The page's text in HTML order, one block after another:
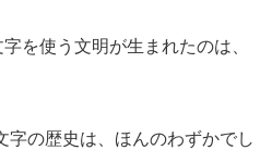
を使う文明が生まれたのは、
字の歴史は、ほんのわずかでし